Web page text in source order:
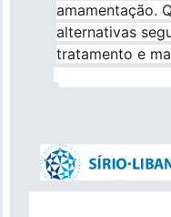
amamentação.
alternativas
tratamento e